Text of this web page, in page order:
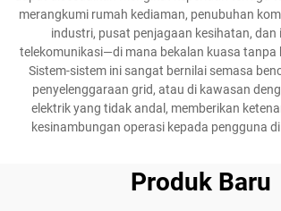
merangkumi rumah kediaman, penubuhan
industri, pusat penjagaan kesihatan,
telekomunikasi—di mana bekalan kuasa tanpa
Sistem-sistem ini sangat bernilai semasa
penyelenggaraan grid, atau di kawasan
elektrik yang tidak andal, memberikan
kesinambungan operasi kepada pengguna
Produk Baru